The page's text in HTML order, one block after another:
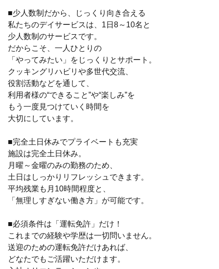
■少人数制だから、じっくり向き合える
私たちのデイサービスは、1日8～10名と
少人数制のサービスです。
だからこそ、一人ひとりの
「やってみたい」をじっくりとサポート。
クッキングリハビリや多世代交流、
役割活動などを通して、
利用者様の“できること”や“楽しみ”を
もう一度見つけていく時間を
大切にしています。
■完全土日休みでプライベートも充実
施設は完全土日休み。
月曜～金曜のみの勤務のため、
土日はしっかりリフレッシュできます。
平均残業も月10時間程度と、
「無理しすぎない働き方」が可能です。
■必須条件は「運転免許」だけ！
これまでの経験や学歴は一切問いません。
送迎のための運転免許だけあれば、
どなたでもご活躍いただけます。